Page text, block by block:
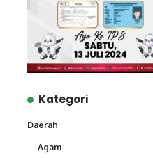
Kategori
Daerah
Agam